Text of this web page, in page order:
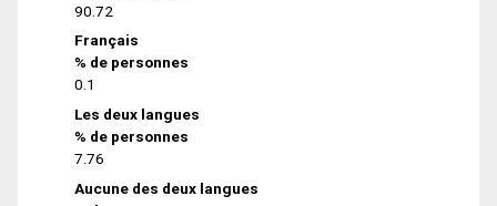
90.72
Français
% de personnes
0.1
Les deux langues
% de personnes
7.76
Aucune des deux langues